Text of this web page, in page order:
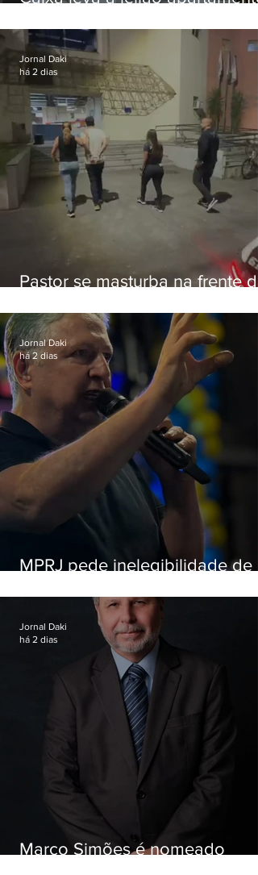
Botafogo
Pastor se masturba na frente de
Jornal Daki
há 2 dias
MPRJ pede inelegibilidade de
Jornal Daki
há 2 dias
Marco Simões é nomeado
Jornal Daki
há 2 dias